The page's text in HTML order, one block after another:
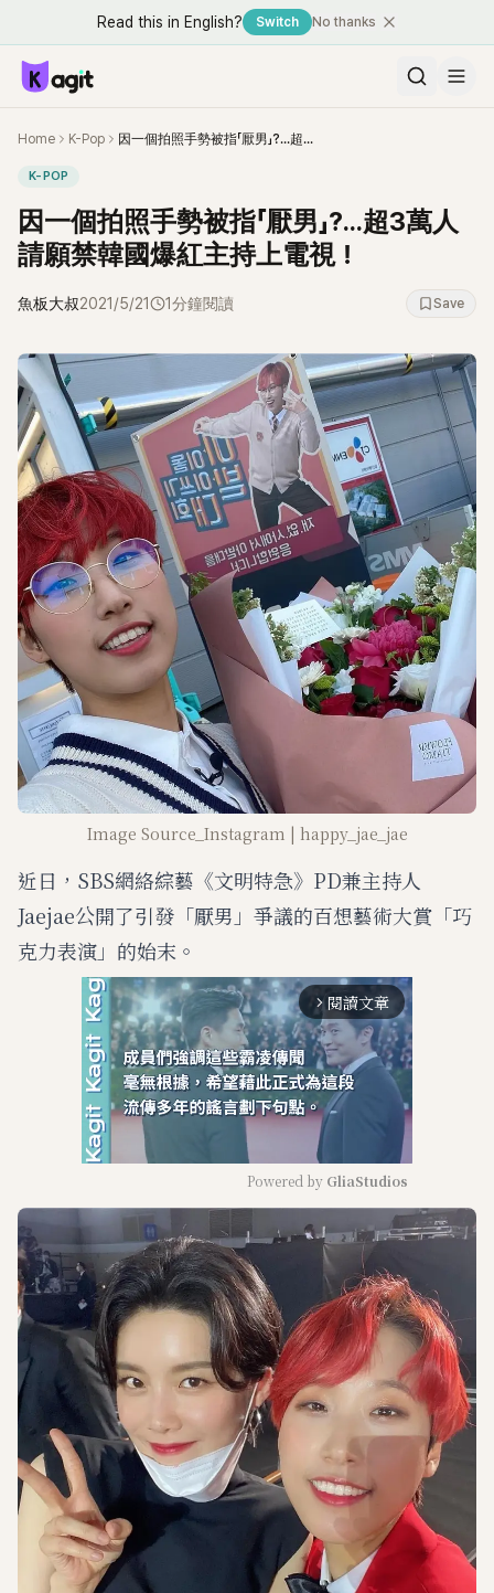
Read this in English? Switch No thanks
Home K-Pop 因一個拍照手勢被指「厭男」?...超3萬人請願禁韓國爆紅主持上電視！
K-POP
因一個拍照手勢被指「厭男」?...超3萬人
請願禁韓國爆紅主持上電視！
魚板大叔2021/5/21 1分鐘閱讀 Save
Image Source_Instagram | happy_jae_jae
近日，SBS網絡綜藝《文明特急》PD兼主持人
Jaejae公開了引發「厭男」爭議的百想藝術大賞「巧
克力表演」的始末。
arrow_forward_ios 閱讀文章
u
e
Powered by GliaStudios